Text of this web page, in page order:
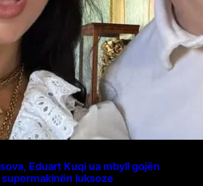
Eduart Kuqi ua mbyll gojën
luksoze